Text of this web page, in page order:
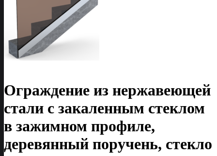
Ограждение из нержавеющей
стали с закаленным стеклом
в зажимном профиле,
деревянный поручень, стекло